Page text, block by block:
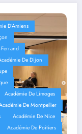
D’Amiens
De Dijon
Académie De Limoges
De Montpellier
Académie De Nice
Académie De Poitiers